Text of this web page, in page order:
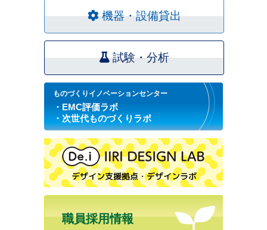
機器・設備貸出
試験・分析
ものづくりイノベーションセンター
・EMC評価ラボ
・次世代ものづくりラボ
職員採用情報